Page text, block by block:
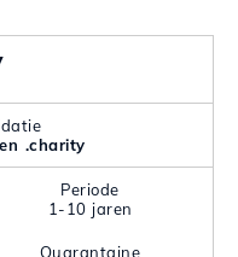
.charity
Periode
1-10 jaren
Quarantaine